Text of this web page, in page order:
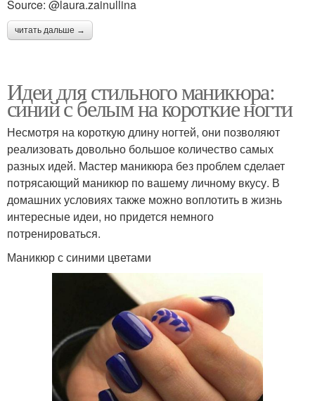
Source: @laura.zainullina
читать дальше →
Идеи для стильного маникюра:
синий с белым на короткие ногти
Несмотря на короткую длину ногтей, они позволяют
реализовать довольно большое количество самых
разных идей. Мастер маникюра без проблем сделает
потрясающий маникюр по вашему личному вкусу. В
домашних условиях также можно воплотить в жизнь
интересные идеи, но придется немного
потренироваться.
Маникюр с синими цветами